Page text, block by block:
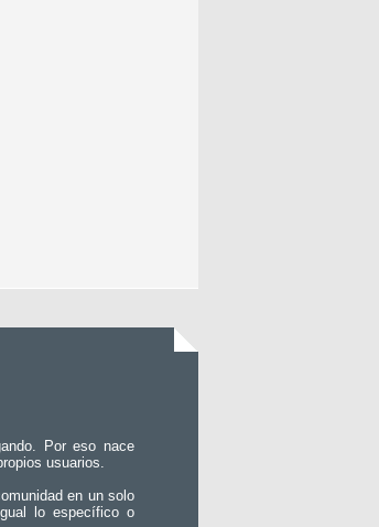
Por eso nace
usuarios.
en un solo
lo específico o